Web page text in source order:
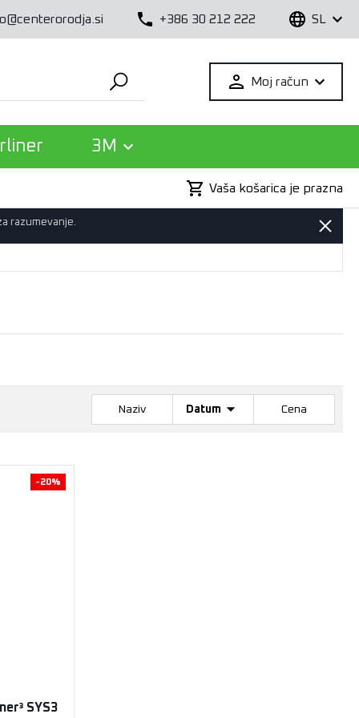
+386 30 212 222 SL
Moj račun
3M
Vaša košarica je prazna
razumevanje.
Naziv Datum Cena
-20%
SYS3